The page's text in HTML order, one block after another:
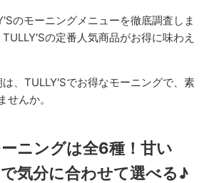
のモーニングメニューを徹底調査しま
の定番人気商品がお得に味わえ
、TULLY'Sでお得なモーニングで、素
せんか。
ニングは全6種！甘い
気分に合わせて選べる♪